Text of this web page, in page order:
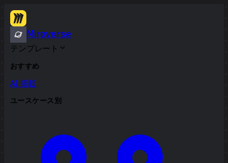
Miroverse
テンプレート
おすすめ
AI 搭載
ユースケース別